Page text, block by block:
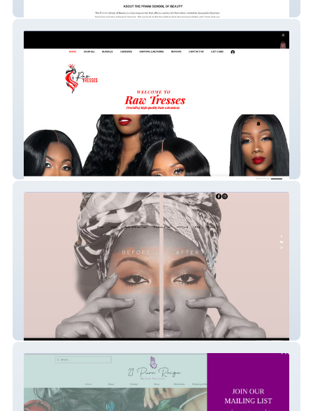
Primm School of Beauty
Raw Tresses
Secret Reveal Studio